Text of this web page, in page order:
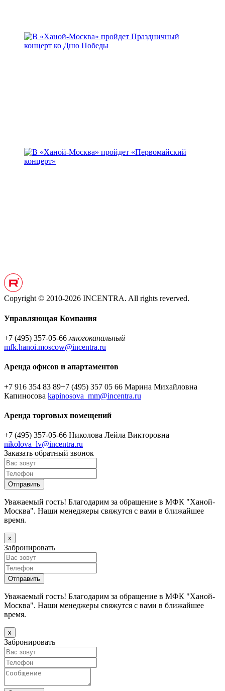
Copyright © 2010-2026 INCENTRA. All rights reverved.
Управляющая Компания
+7 (495) 357-05-66 многоканальный
mfk.hanoi.moscow@incentra.ru
Аренда офисов и апартаментов
+7 916 354 83 89+7 (495) 357 05 66 Марина Михайловна
Капиносова kapinosova_mm@incentra.ru
Аренда торговых помещений
+7 (495) 357-05-66 Николова Лейла Викторовна
nikolova_lv@incentra.ru
Заказать обратный звонок
Уважаемый гость! Благодарим за обращение в МФК "Ханой-
Москва". Наши менеджеры свяжутся с вами в ближайшее
время.
х
Забронировать
Уважаемый гость! Благодарим за обращение в МФК "Ханой-
Москва". Наши менеджеры свяжутся с вами в ближайшее
время.
х
Забронировать